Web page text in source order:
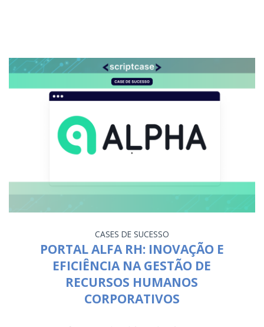
CASES DE SUCESSO
PORTAL ALFA RH: INOVAÇÃO E
EFICIÊNCIA NA GESTÃO DE
RECURSOS HUMANOS
CORPORATIVOS